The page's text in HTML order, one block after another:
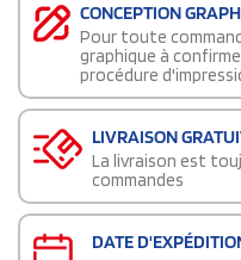
CONCEPTION
Pour toute
graphique à
procédure
LIVRAISON
La livraison est
commandes
DATE